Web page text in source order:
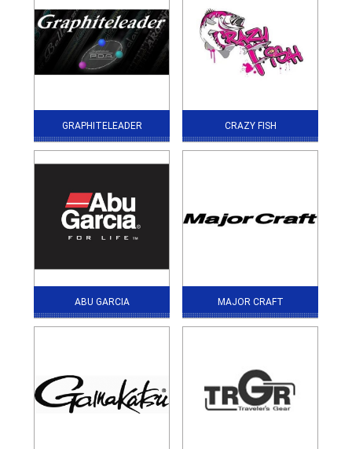
GRAPHITELEADER CRAZY FISH
ABU GARCIA MAJOR CRAFT